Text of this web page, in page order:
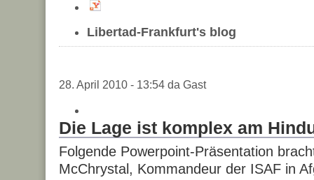
Libertad-Frankfurt's blog
28. April 2010 - 13:54 da Gast
Die Lage ist komplex am
Folgende Powerpoint-Präsentation
McChrystal, Kommandeur der ISAF in